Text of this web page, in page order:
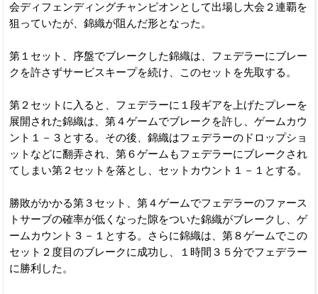
会ディフェンディングチャンピオンとして出場し大会２連覇を
狙っていたが、錦織が阻んだ形となった。
第１セット、序盤でブレークした錦織は、フェデラーにブレー
クを許さずサービスキープを続け、このセットを先取する。
第２セットに入ると、フェデラーに１段ギアを上げたプレーを
展開された錦織は、第４ゲームでブレークを許し、ゲームカウ
ント１－３とする。その後、錦織はフェデラーのドロップショ
ットなどに翻弄され、第６ゲームもフェデラーにブレークされ
てしまい第２セットを落とし、セットカウント１－１とする。
勝敗がかかる第３セット、第４ゲームでフェデラーのファース
トサーブの確率が低くなった隙をついた錦織がブレークし、ゲ
ームカウント３－１とする。さらに錦織は、第８ゲームでこの
セット２度目のブレークに成功し、１時間３５分でフェデラー
に勝利した。